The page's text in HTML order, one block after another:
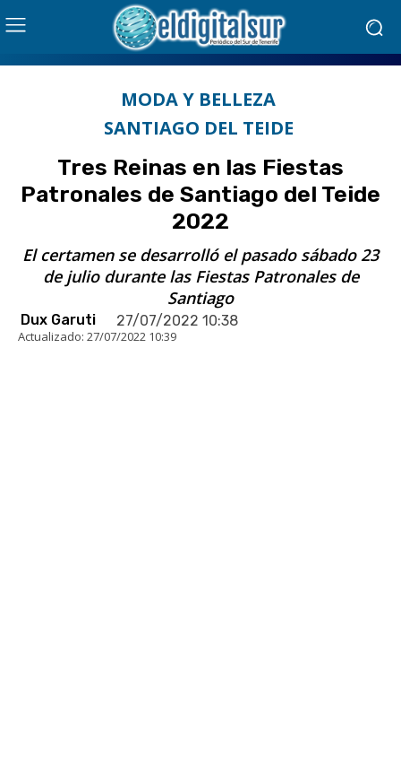
MODA Y BELLEZA
SANTIAGO DEL TEIDE
Tres Reinas en las Fiestas
Patronales de Santiago del Teide
2022
El certamen se desarrolló el pasado sábado 23
de julio durante las Fiestas Patronales de
Santiago
Dux Garuti 27/07/2022 10:38
Actualizado: 27/07/2022 10:39